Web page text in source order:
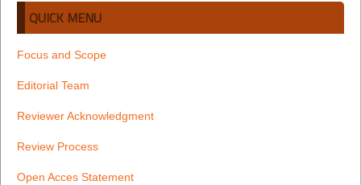
QUICK MENU
Focus and Scope
Editorial Team
Reviewer Acknowledgment
Review Process
Open Acces Statement